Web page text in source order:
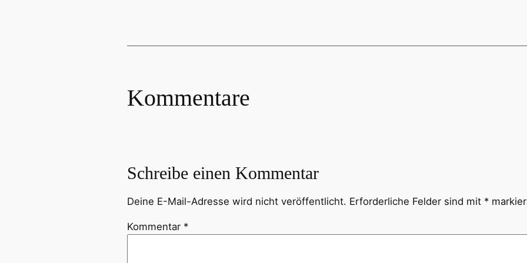
Kommentare
Schreibe einen Kommentar
Deine E-Mail-Adresse wird nicht veröffentlicht. Erforderliche Felder sind mit *
Kommentar *